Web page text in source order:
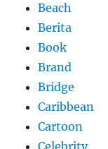
Beach
Berita
Book
Brand
Bridge
Caribbean
Cartoon